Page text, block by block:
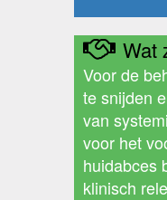
Wat
Voor de
te snijden
van
voor het
huidabces
klinisch